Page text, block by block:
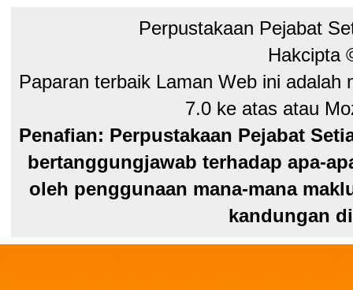
Perpustakaan Pejabat
Hakcipta
Paparan terbaik Laman Web ini
7.0 ke atas atau
Penafian: Perpustakaan Pejabat
bertanggungjawab terhadap apa-
oleh penggunaan mana-mana
kandungan